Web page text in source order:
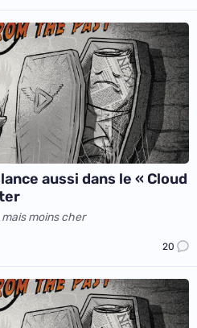
aussi dans le « Cloud
moins cher
20